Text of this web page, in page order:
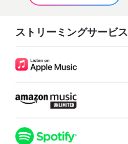
ストリーミングサービス